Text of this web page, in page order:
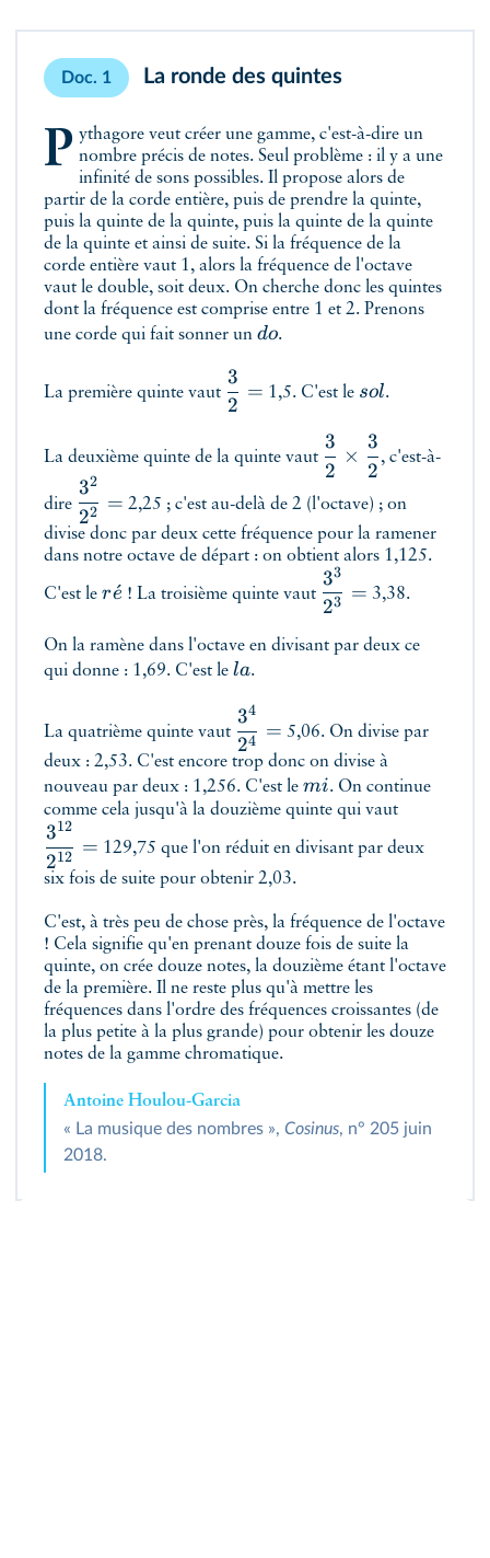
Doc. 1 La ronde des quintes
Pythagore veut créer une gamme, c'est-à-dire un nombre précis de notes. Seul problème : il y a une
infinité de sons possibles. Il propose alors de
partir de la corde entière, puis de prendre la quinte,
puis la quinte de la quinte, puis la quinte de la quinte
de la quinte et ainsi de suite. Si la fréquence de la
corde entière vaut 1, alors la fréquence de l'octave
vaut le double, soit deux. On cherche donc les quintes
dont la fréquence est comprise entre 1 et 2. Prenons
une corde qui fait sonner un do.
La première quinte vaut
2
3
= 1,5. C'est le sol.
La deuxième quinte de la quinte vaut
2
3
×
2
3
, c'est-à-
dire
22
32
= 2,25 ; c'est au-delà de 2 (l'octave) ; on
divise donc par deux cette fréquence pour la ramener
dans notre octave de départ : on obtient alors 1,125.
C'est le re
ˊ ! La troisième quinte vaut
23
33
= 3,38.
On la ramène dans l'octave en divisant par deux ce
qui donne : 1,69. C'est le la.
La quatrième quinte vaut
24
34
= 5,06. On divise par
deux : 2,53. C'est encore trop donc on divise à
nouveau par deux : 1,256. C'est le mi. On continue
comme cela jusqu'à la douzième quinte qui vaut
212
312
= 129,75 que l'on réduit en divisant par deux
six fois de suite pour obtenir 2,03.
C'est, à très peu de chose près, la fréquence de l'octave
! Cela signifie qu'en prenant douze fois de suite la
quinte, on crée douze notes, la douzième étant l'octave
de la première. Il ne reste plus qu'à mettre les
fréquences dans l'ordre des fréquences croissantes (de
la plus petite à la plus grande) pour obtenir les douze
notes de la gamme chromatique.
Antoine Houlou-Garcia
« La musique des nombres », Cosinus, n° 205 juin
2018.